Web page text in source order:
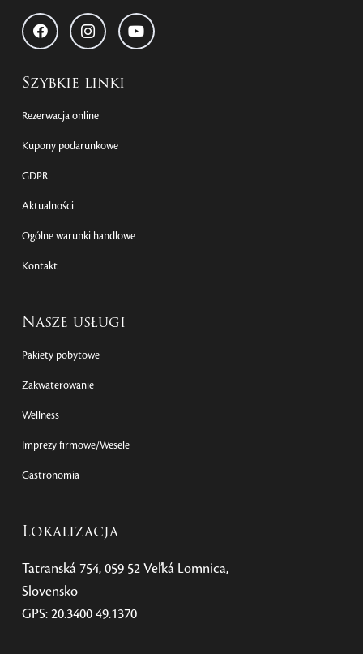
Szybkie linki
Rezerwacja online
Kupony podarunkowe
GDPR
Aktualności
Ogólne warunki handlowe
Kontakt
Nasze usługi
Pakiety pobytowe
Zakwaterowanie
Wellness
Imprezy firmowe/Wesele
Gastronomia
Lokalizacja
Tatranská 754, 059 52 Veľká Lomnica,
Slovensko
GPS: 20.3400 49.1370